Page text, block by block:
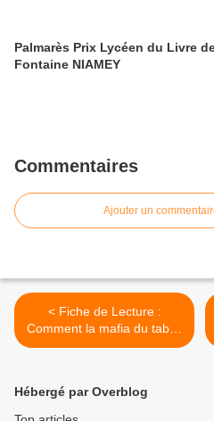
Palmarès Prix Lycéen du Livre
Fontaine NIAMEY
Commentaires
Ajouter un
< Fiche de Lecture :
Comment la mafia du tabac
nous manipule- M Lomazzi
Hébergé par Overblog